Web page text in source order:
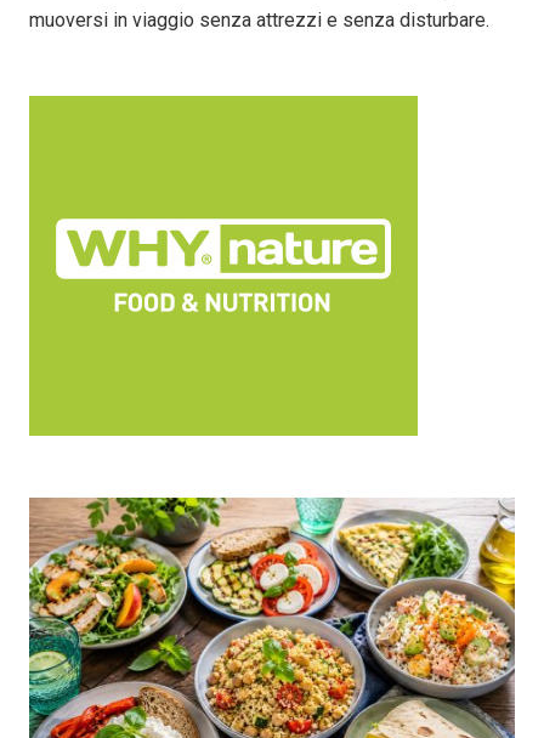
muoversi in viaggio senza attrezzi e senza disturbare.